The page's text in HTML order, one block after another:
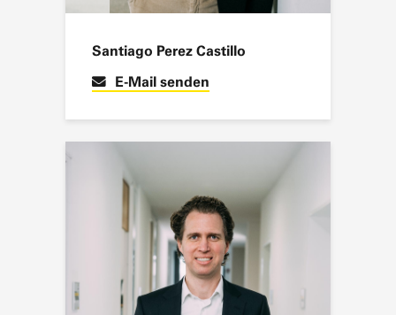
Santiago Perez Castillo
E-Mail senden